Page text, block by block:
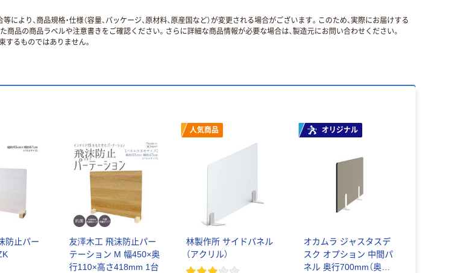
り、商品規格・仕様（容量、パッケージ、原材料、原産国など）が変更される場合がございます。このため、実際にお届けする
品の商品ラベルや注意書きをご確認ください。さらに詳細な商品情報が必要な場合は、製造元にお問い合わせください。
するものではありません。
防止パー
友澤木工 飛沫防止パー
テーション M 幅450×奥
行110×高さ418mm 1台
人気商品
林製作所 サイドパネル
（アクリル）
オリジナル
オカムラ ジャスタスデ
スク オプション 中間パ
ネル 奥行700mm（奥行